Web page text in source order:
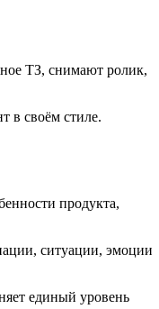
ТЗ, снимают ролик,
в своём стиле.
продукта,
ситуации, эмоции
единый уровень